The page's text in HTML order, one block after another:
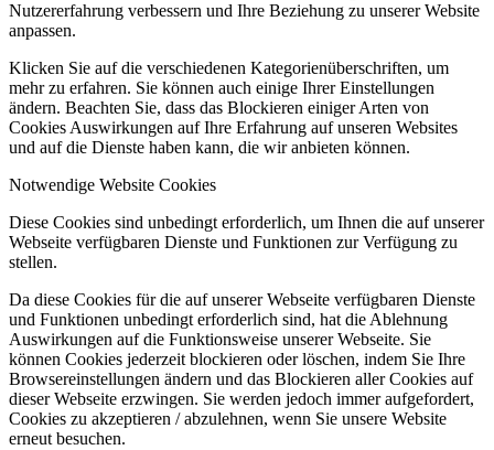
Nutzererfahrung verbessern und Ihre Beziehung zu unserer Website
anpassen.
Klicken Sie auf die verschiedenen Kategorienüberschriften, um
mehr zu erfahren. Sie können auch einige Ihrer Einstellungen
ändern. Beachten Sie, dass das Blockieren einiger Arten von
Cookies Auswirkungen auf Ihre Erfahrung auf unseren Websites
und auf die Dienste haben kann, die wir anbieten können.
Notwendige Website Cookies
Diese Cookies sind unbedingt erforderlich, um Ihnen die auf unserer
Webseite verfügbaren Dienste und Funktionen zur Verfügung zu
stellen.
Da diese Cookies für die auf unserer Webseite verfügbaren Dienste
und Funktionen unbedingt erforderlich sind, hat die Ablehnung
Auswirkungen auf die Funktionsweise unserer Webseite. Sie
können Cookies jederzeit blockieren oder löschen, indem Sie Ihre
Browsereinstellungen ändern und das Blockieren aller Cookies auf
dieser Webseite erzwingen. Sie werden jedoch immer aufgefordert,
Cookies zu akzeptieren / abzulehnen, wenn Sie unsere Website
erneut besuchen.